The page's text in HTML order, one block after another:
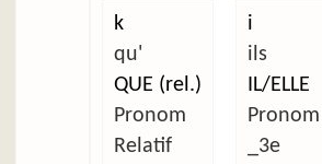
k
qu'
QUE (rel.)
Pronom
Relatif
i
ils
IL/ELLE
Pronom
_3e